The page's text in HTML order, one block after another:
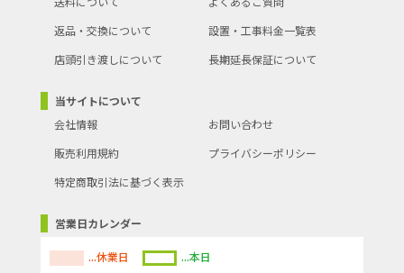
返品・交換について
設置・工事料金一覧表
店頭引き渡しについて
長期延長保証について
当サイトについて
会社情報
お問い合わせ
販売利用規約
プライバシーポリシー
特定商取引法に基づく表示
営業日カレンダー
...休業日 ...本日